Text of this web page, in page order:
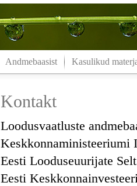
Andmebaasist Kasulikud
Kontakt
Loodusvaatluste
Keskkonnaministeeriumi
Eesti Looduseuurijate
Eesti